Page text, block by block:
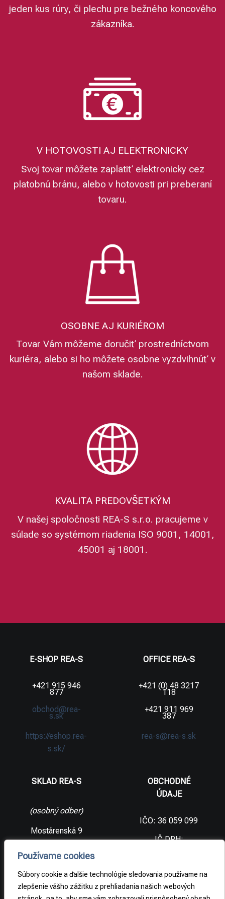
Používame cookies
Súbory cookie a ďalšie technológie sledovania používame na
zlepšenie vášho zážitku z prehliadania našich webových
jeden kus rúry, či plechu pre bežného koncového
zákazníka.
V HOTOVOSTI AJ ELEKTRONICKY
Svoj tovar môžete zaplatiť elektronicky cez
platobnú bránu, alebo v hotovosti pri preberaní
tovaru.
OSOBNE AJ KURIÉROM
Tovar Vám môžeme doručiť prostredníctvom
kuriéra, alebo si ho môžete osobne vyzdvihnúť v
našom sklade.
KVALITA PREDOVŠETKÝM
V našej spoločnosti REA-S s.r.o. pracujeme v
súlade so systémom riadenia ISO 9001, 14001,
45001 aj 18001.
E-SHOP REA-S
+421 915 946
877
obchod@rea-
s.sk
https://eshop.rea-
s.sk/
OFFICE REA-S
+421 (0) 48 3217
118
+421 911 969
387
rea-s@rea-s.sk
SKLAD REA-S
(osobný odber)
Mostárenská 9
republika
OBCHODNÉ
ÚDAJE
IČO: 36 059 099
IČ DPH:
2021733065